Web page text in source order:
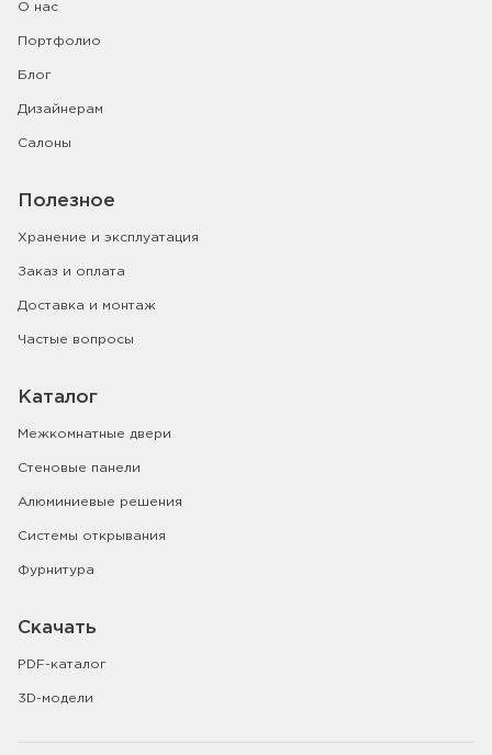
О нас
Портфолио
Блог
Дизайнерам
Салоны
Полезное
Хранение и эксплуатация
Заказ и оплата
Доставка и монтаж
Частые вопросы
Каталог
Межкомнатные двери
Стеновые панели
Алюминиевые решения
Системы открывания
Фурнитура
Скачать
PDF-каталог
3D-модели